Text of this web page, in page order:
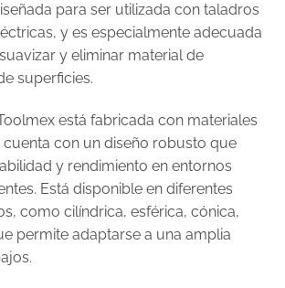
para ser utilizada con taladros
y es especialmente adecuada
y eliminar material de
superficies.
está fabricada con materiales
con un diseño robusto que
y rendimiento en entornos
Está disponible en diferentes
como cilíndrica, esférica, cónica,
permite adaptarse a una amplia